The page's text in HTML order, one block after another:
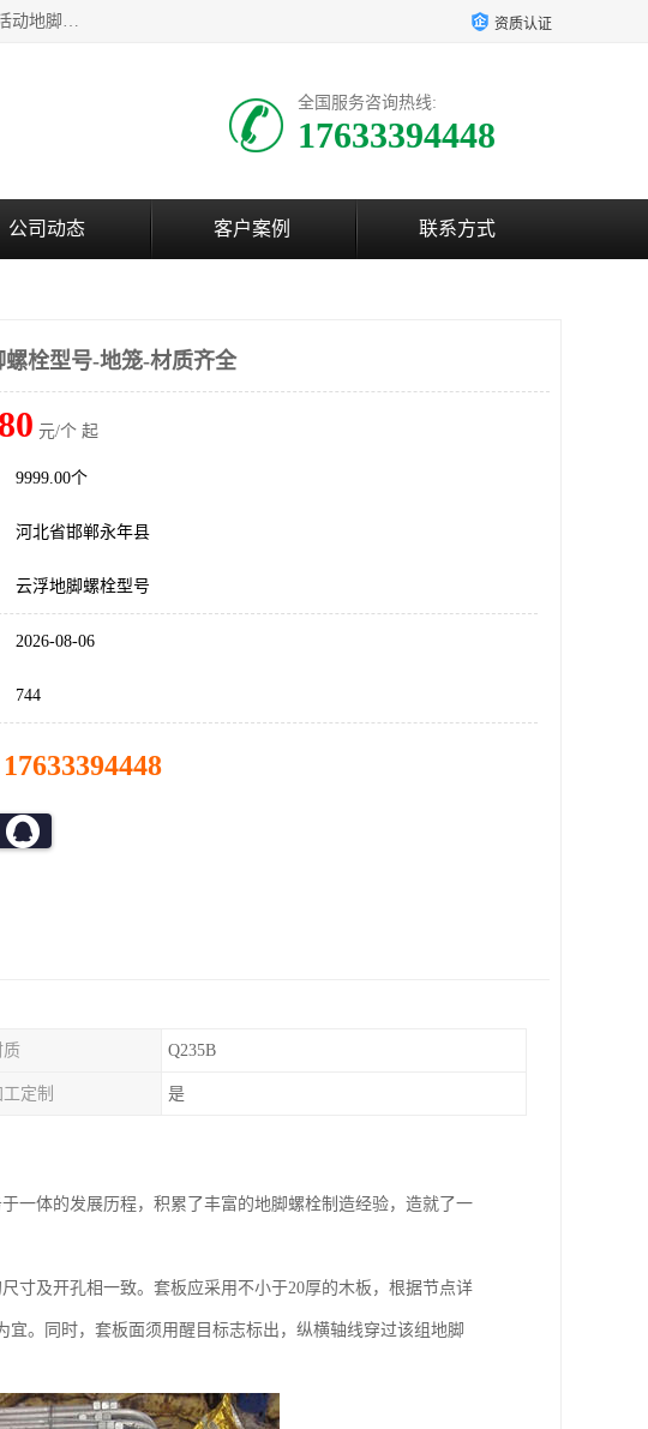
紧固件地脚螺栓的效果：1、将固定地脚螺栓与地面用水泥等物品灌溉在一起，可用来固定较小振荡和冲击的设备。2、活动地脚是一种可拆卸的地脚螺栓，可以固定有激烈振荡和冲击的大型机器设备。3、胀锚地脚螺栓用于固定比较简略且重量轻的设备，辅佐设备长期处于静止状态下。4、粘接地脚螺栓为一种使用广泛且常见的设备，它也是用来固定简略设备的小件。 资质认证
全国服务咨询热线:
17633394448
公司动态 客户案例 联系方式
螺栓型号-地笼-材质齐全
元/个 起
9999.00个
河北省邯郸永年县
云浮地脚螺栓型号
2026-08-06
744
17633394448
质 Q235B
定制 是
一体的发展历程，积累了丰富的地脚螺栓制造经验，造就了一
寸及开孔相一致。套板应采用不小于20厚的木板，根据节点详
。同时，套板面须用醒目标志标出，纵横轴线穿过该组地脚